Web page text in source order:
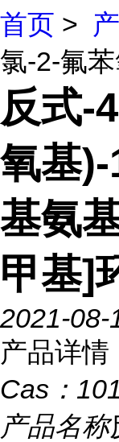
首页 >
氯-2-氟
反式-
氧基
基氨
甲基]
2021-08-
产品详情
Cas：
产品名称